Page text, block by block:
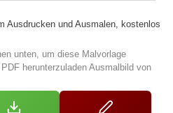
Ausdrucken und Ausmalen, kostenlos
unten, um diese Malvorlage
herunterzuladen Ausmalbild von